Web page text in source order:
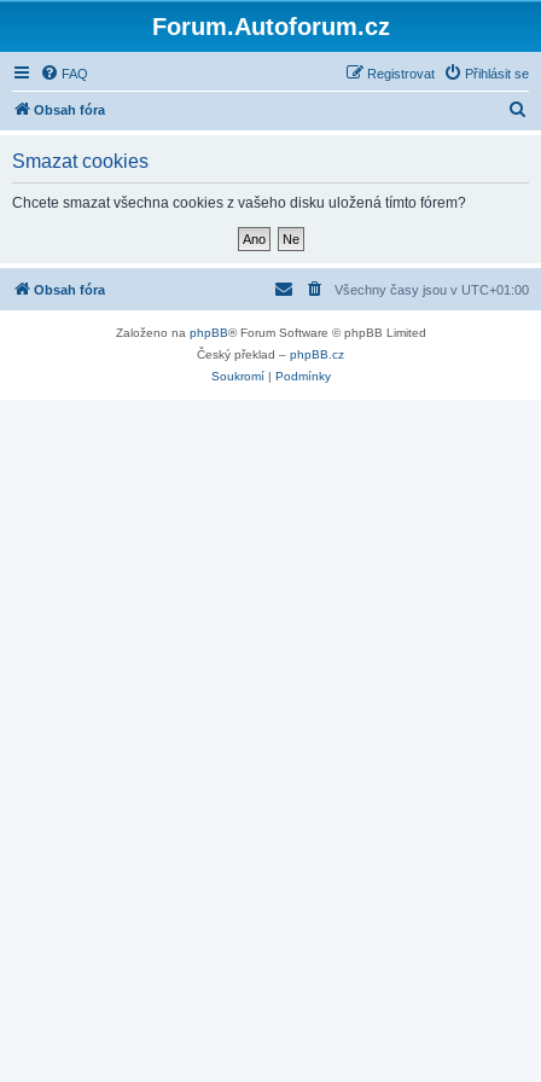
Forum.Autoforum.cz
FAQ Přihlásit se
Registrovat
Obsah fóra
Smazat cookies
Chcete smazat všechna cookies z vašeho disku uložená tímto fórem?
Obsah fóra Všechny časy jsou v UTC+01:00
Založeno na phpBB® Forum Software © phpBB Limited
Český překlad – phpBB.cz
Soukromí| Podmínky